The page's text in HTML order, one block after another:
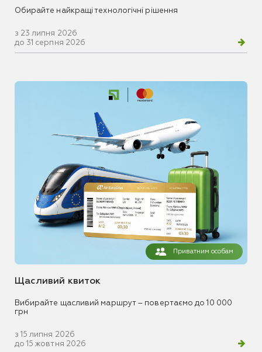
Обирайте найкращі технологічні рішення
з 23 липня 2026
до 31 серпня 2026
Приватним особам
Щасливий квиток
Вибирайте щасливий маршрут – повертаємо до 10 000
грн
з 15 липня 2026
до 15 жовтня 2026